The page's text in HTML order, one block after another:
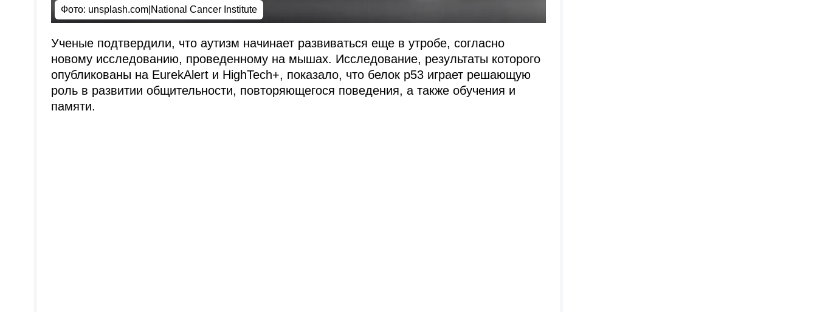
Фото: unsplash.com|National Cancer Institute
Ученые подтвердили, что аутизм начинает развиваться еще в утробе, согласно
новому исследованию, проведенному на мышах. Исследование, результаты которого
опубликованы на EurekAlert и HighTech+, показало, что белок р53 играет решающую
роль в развитии общительности, повторяющегося поведения, а также обучения и
памяти.